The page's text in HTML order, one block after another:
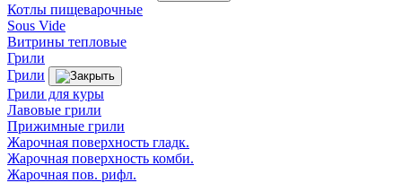
Котлы пищеварочные
Sous Vide
Витрины тепловые
Грили
Грили
Грили для куры
Лавовые грили
Прижимные грили
Жарочная поверхность гладк.
Жарочная поверхность комби.
Жарочная пов. рифл.